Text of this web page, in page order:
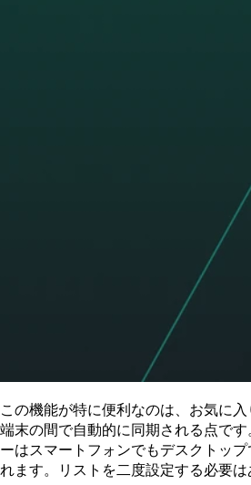
この機能が特に便利なのは、お気に
端末の間で自動的に同期される点で
ーはスマートフォンでもデスクトッ
れます。リストを二度設定する必要は